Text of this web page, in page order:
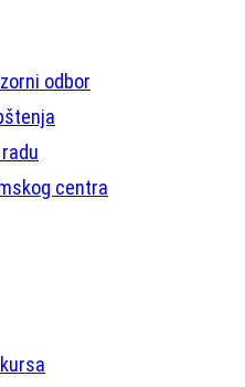
odbor
centra